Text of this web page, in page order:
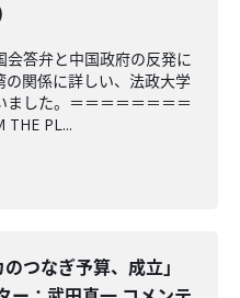
答弁と中国政府の反発に
関係に詳しい、法政大学
した。＝＝＝＝＝＝＝＝
THE PL...
のつなぎ予算、成立」